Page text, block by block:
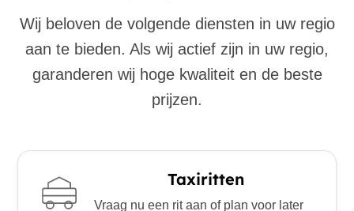
Wij beloven de volgende diensten in uw regio
aan te bieden. Als wij actief zijn in uw regio,
garanderen wij hoge kwaliteit en de beste
prijzen.
Taxiritten
Vraag nu een rit aan of plan voor later